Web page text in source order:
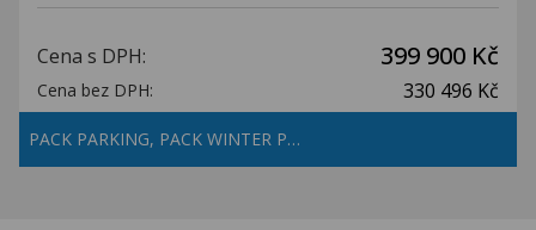
Cena s DPH: 399 900 Kč
Cena bez DPH: 330 496 Kč
PACK PARKING, PACK WINTER P…